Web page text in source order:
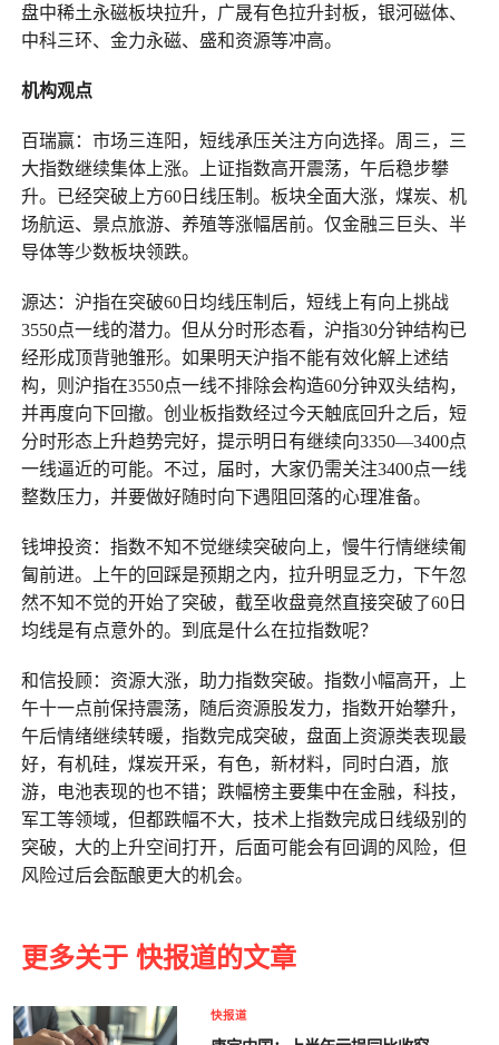
盘中稀土永磁板块拉升，广晟有色拉升封板，银河磁体、
中科三环、金力永磁、盛和资源等冲高。
机构观点
百瑞赢：市场三连阳，短线承压关注方向选择。周三，三
大指数继续集体上涨。上证指数高开震荡，午后稳步攀
升。已经突破上方60日线压制。板块全面大涨，煤炭、机
场航运、景点旅游、养殖等涨幅居前。仅金融三巨头、半
导体等少数板块领跌。
源达：沪指在突破60日均线压制后，短线上有向上挑战
3550点一线的潜力。但从分时形态看，沪指30分钟结构已
经形成顶背驰雏形。如果明天沪指不能有效化解上述结
构，则沪指在3550点一线不排除会构造60分钟双头结构，
并再度向下回撤。创业板指数经过今天触底回升之后，短
分时形态上升趋势完好，提示明日有继续向3350—3400点
一线逼近的可能。不过，届时，大家仍需关注3400点一线
整数压力，并要做好随时向下遇阻回落的心理准备。
钱坤投资：指数不知不觉继续突破向上，慢牛行情继续匍
匐前进。上午的回踩是预期之内，拉升明显乏力，下午忽
然不知不觉的开始了突破，截至收盘竟然直接突破了60日
均线是有点意外的。到底是什么在拉指数呢？
和信投顾：资源大涨，助力指数突破。指数小幅高开，上
午十一点前保持震荡，随后资源股发力，指数开始攀升，
午后情绪继续转暖，指数完成突破，盘面上资源类表现最
好，有机硅，煤炭开采，有色，新材料，同时白酒，旅
游，电池表现的也不错；跌幅榜主要集中在金融，科技，
军工等领域，但都跌幅不大，技术上指数完成日线级别的
突破，大的上升空间打开，后面可能会有回调的风险，但
风险过后会酝酿更大的机会。
更多关于 快报道的文章
快报道